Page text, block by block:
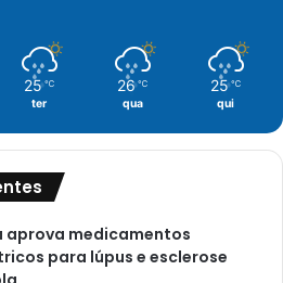
25 ℃
ter
26 ℃
qua
25 ℃
qui
aprova medicamentos
para lúpus e esclerose